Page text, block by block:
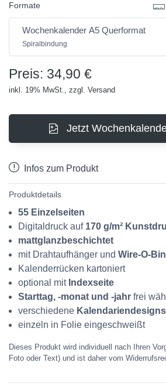
Formate
Wochenkalender A5 Querformat
Spiralbindung
Preis: 34,90 €
inkl. 19% MwSt., zzgl. Versand
Jetzt
Infos zum Produkt
Produktdetails
55 Einzelseiten
Digitaldruck auf 170 g/m²
mattglanzbeschichtet
mit Drahtaufhänger und Wire-O-
Kalenderrücken kartoniert
optional mit Indexseite
Starttag, -monat und -jahr frei
verschiedene Kalendariendesigns
einzeln in Folie eingeschweißt
Dieses Produkt wird individuell nach Ihren
Foto oder Text) und ist daher vom